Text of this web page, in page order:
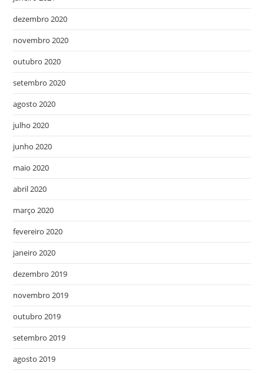
dezembro 2020
novembro 2020
outubro 2020
setembro 2020
agosto 2020
julho 2020
junho 2020
maio 2020
abril 2020
março 2020
fevereiro 2020
janeiro 2020
dezembro 2019
novembro 2019
outubro 2019
setembro 2019
agosto 2019